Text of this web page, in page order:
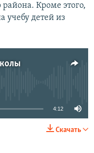
Кроме этого,
учебу детей из
4:12
Скачать